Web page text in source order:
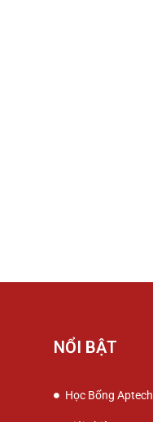
NỔI BẬT
Học Bổng Aptech